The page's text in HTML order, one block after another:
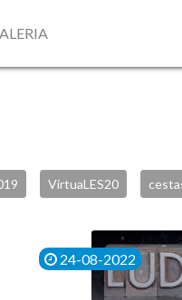
VirtuaLES20
24-08-2022